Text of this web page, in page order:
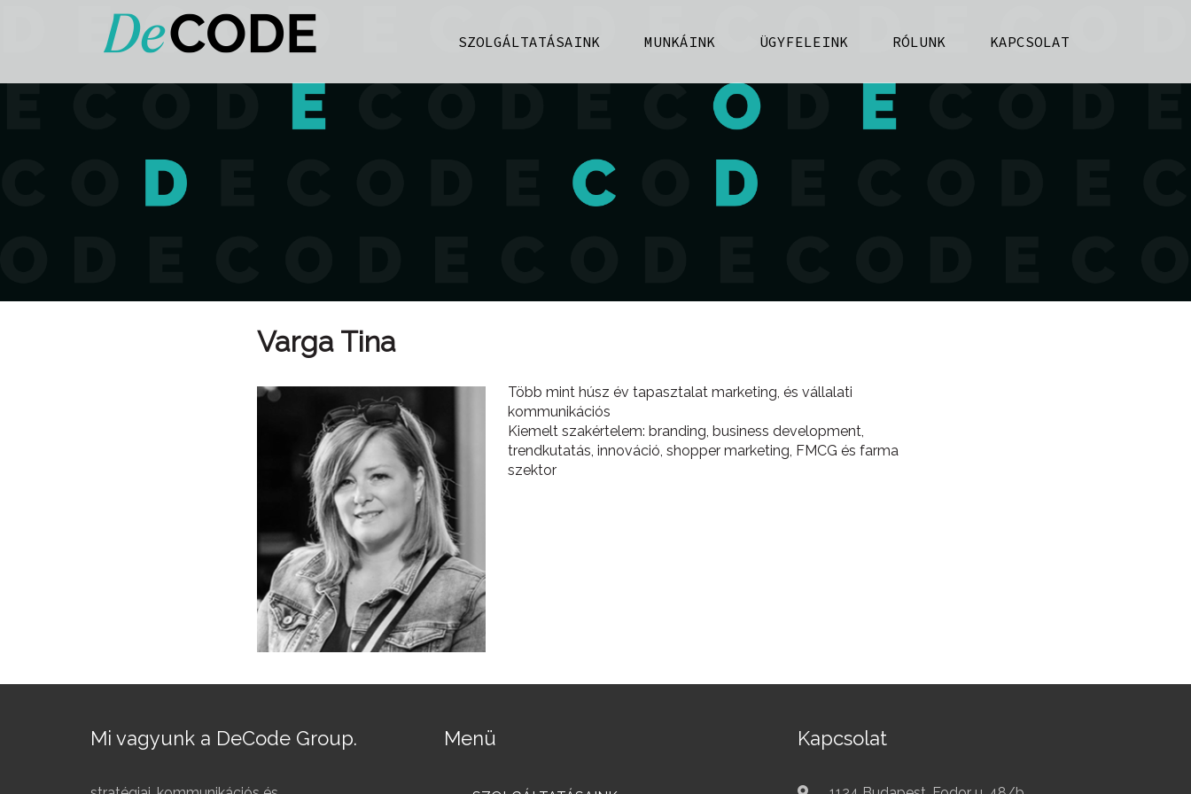
SZOLGÁLTATÁSAINK MUNKÁINK ÜGYFELEINK RÓLUNK KAPCSOLAT
Varga Tina
Több mint húsz év tapasztalat marketing, és vállalati
kommunikációs
Kiemelt szakértelem: branding, business development,
trendkutatás, innováció, shopper marketing, FMCG és farma
szektor
Mi vagyunk a DeCode Group. Menü Kapcsolat